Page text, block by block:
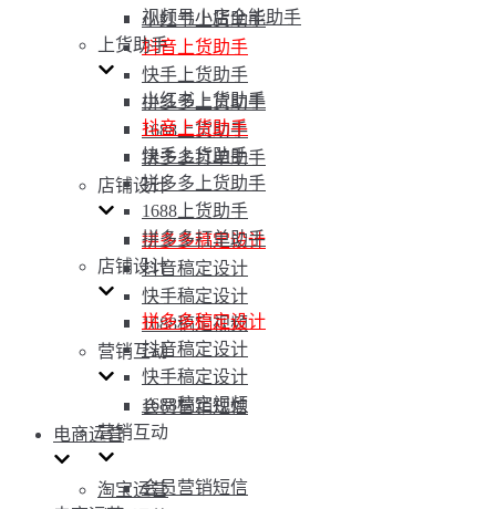
小红书上货助手
抖音上货助手
快手上货助手
拼多多上货助手
1688上货助手
拼多多打单助手
店铺设计
拼多多稿定设计
抖音稿定设计
快手稿定设计
1688稿定视频
营销互动
会员营销短信
电商运营
淘宝运营
视频号小店全能助手
上货助手
小红书上货助手
抖音上货助手
快手上货助手
拼多多上货助手
1688上货助手
拼多多打单助手
店铺设计
拼多多稿定设计
抖音稿定设计
快手稿定设计
1688稿定视频
营销互动
会员营销短信